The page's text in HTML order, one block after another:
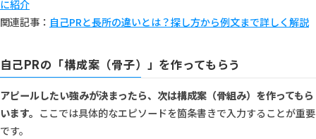
に紹介
関連記事： 自己PRと長所の違いとは？探し方から例文まで詳しく解説
自己PRの「構成案（骨子）」を作ってもらう
アピールしたい強みが決まったら、次は構成案（骨組み）を作ってもら
います。 ここでは具体的なエピソードを箇条書きで入力することが重要
です。